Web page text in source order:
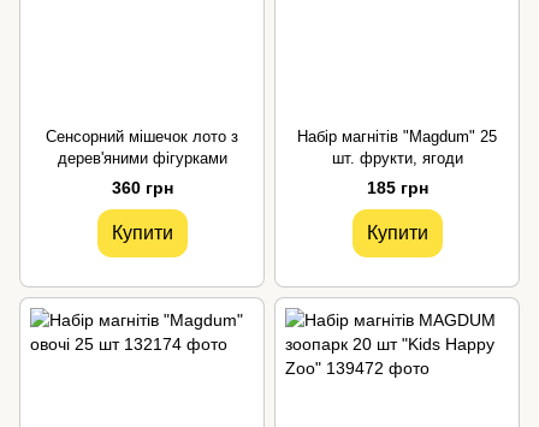
Сенсорний мішечок лото з
дерев'яними фігурками
360 грн
Купити
Набір магнітів "Magdum" 25
шт. фрукти, ягоди
185 грн
Купити